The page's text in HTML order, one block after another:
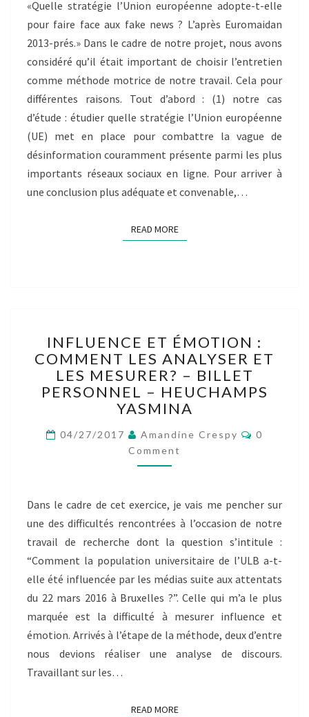
RUBEN
FELIX
«Quelle stratégie l’Union européenne adopte-t-elle
pour faire face aux fake news ? L’après Euromaidan
2013-prés.» Dans le cadre de notre projet, nous avons
considéré qu’il était important de choisir l’entretien
comme méthode motrice de notre travail. Cela pour
différentes raisons. Tout d’abord : (1) notre cas
d’étude : étudier quelle stratégie l’Union européenne
(UE) met en place pour combattre la vague de
désinformation couramment présente parmi les plus
importants réseaux sociaux en ligne. Pour arriver à
une conclusion plus adéquate et convenable,…
READ MOREREAD MORE
ET
ÉMOTION
:
COMMENT
LES
ANALYSER
ET
LES
MESURER?
PERSONNEL
–
HEUCHAMPS
YASMINA
INFLUENCE ET ÉMOTION :
COMMENT LES ANALYSER ET
LES MESURER? – BILLET
PERSONNEL – HEUCHAMPS
YASMINA
04/27/2017 Amandine Crespy
0
Comment
Dans le cadre de cet exercice, je vais me pencher sur
une des difficultés rencontrées à l’occasion de notre
travail de recherche dont la question s’intitule :
“Comment la population universitaire de l’ULB a-t-
elle été influencée par les médias suite aux attentats
du 22 mars 2016 à Bruxelles ?”. Celle qui m’a le plus
marquée est la difficulté à mesurer influence et
émotion. Arrivés à l’étape de la méthode, deux d’entre
nous devions réaliser une analyse de discours.
Travaillant sur les…
READ MOREREAD MORE